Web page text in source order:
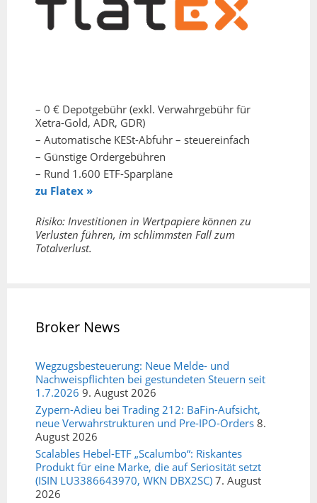
– 0 € Depotgebühr (exkl. Verwahrgebühr für
Xetra-Gold, ADR, GDR)
– Automatische KESt-Abfuhr – steuereinfach
– Günstige Ordergebühren
– Rund 1.600 ETF-Sparpläne
zu Flatex »
Risiko: Investitionen in Wertpapiere können zu
Verlusten führen, im schlimmsten Fall zum
Totalverlust.
Broker News
Wegzugsbesteuerung: Neue Melde- und
Nachweispflichten bei gestundeten Steuern seit
1.7.2026 9. August 2026
Zypern-Adieu bei Trading 212: BaFin-Aufsicht,
neue Verwahrstrukturen und Pre-IPO-Orders 8.
August 2026
Scalables Hebel-ETF „Scalumbo“: Riskantes
Produkt für eine Marke, die auf Seriosität setzt
(ISIN LU3386643970, WKN DBX2SC) 7. August
2026